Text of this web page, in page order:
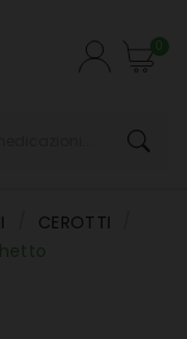
0
CEROTTI